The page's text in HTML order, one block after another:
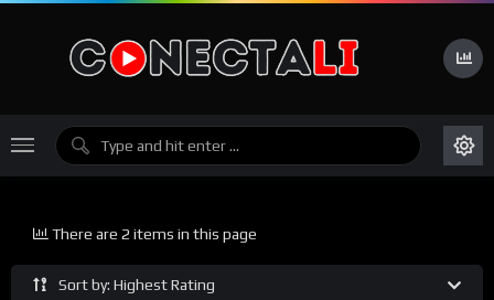
Sort by: Highest Rating
There are 2 items in this page